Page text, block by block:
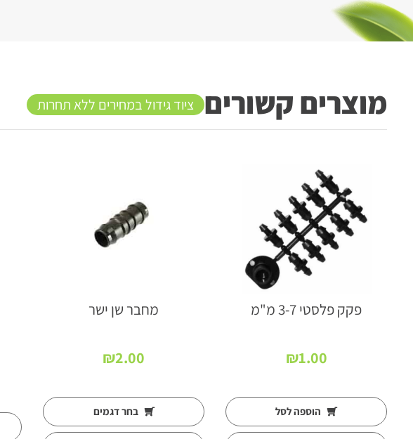
מוצרים קשורים ציוד גידול במחירים ללא תחרות
פקק פלסטי 3-7 מ"מ
₪1.00
הוספה לסל
מחבר שן ישר
₪2.00
בחר דגמים